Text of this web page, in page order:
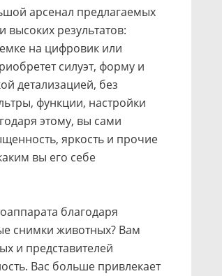
арсенал предлагаемых
результатов:
на цифровик или
силуэт, форму и
детализацией, без
функции, настройки
этому, вы сами
яркость и прочие
вы его себе
благодаря
снимки животных? Вам
и представителей
Вас больше привлекает